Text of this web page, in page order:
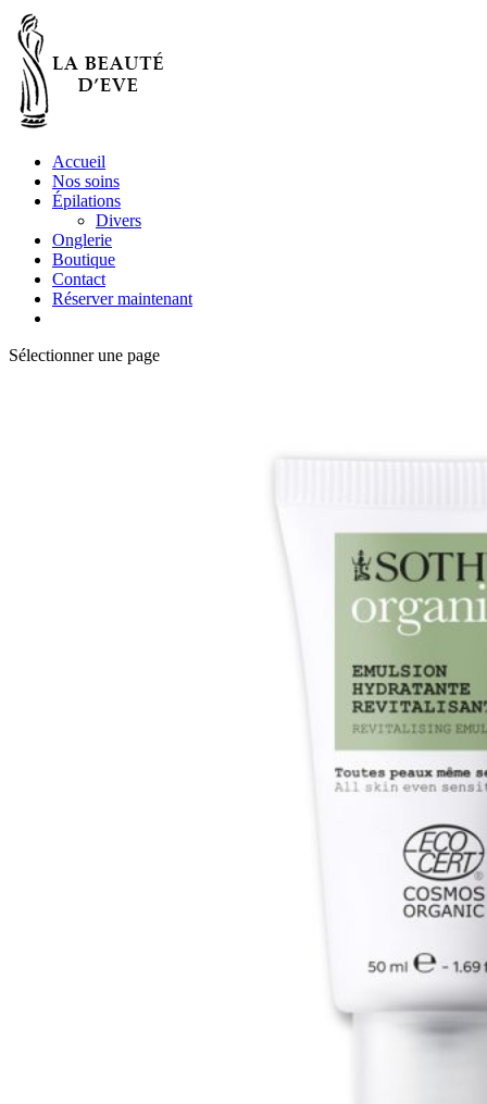
Accueil
Nos soins
Épilations
Divers
Onglerie
Boutique
Contact
Réserver maintenant
Sélectionner une page